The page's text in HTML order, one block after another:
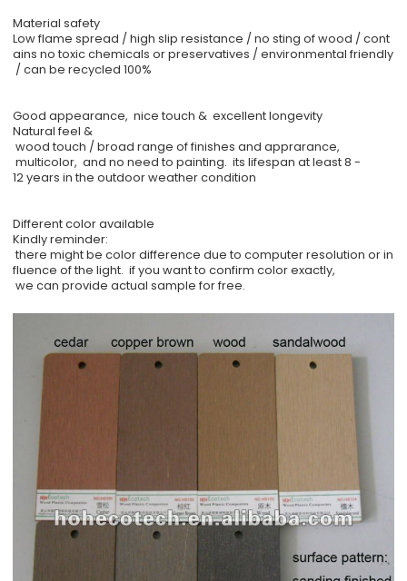
Material safety
Low flame spread / high slip resistance / no sting of wood / cont
ains no toxic chemicals or preservatives / environmental friendly
/ can be recycled 100%
Good appearance, nice touch & excellent longevity
Natural feel &
wood touch / broad range of finishes and apprarance,
multicolor, and no need to painting. its lifespan at least 8 -
12 years in the outdoor weather condition
Different color available
Kindly reminder:
there might be color difference due to computer resolution or in
fluence of the light. if you want to confirm color exactly,
we can provide actual sample for free.